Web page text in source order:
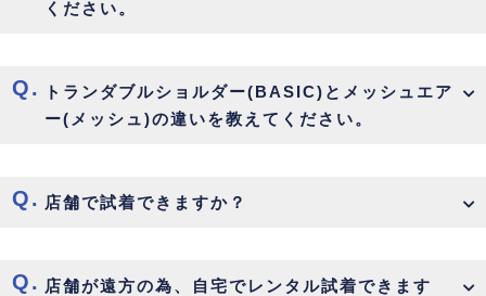
ください。
トランダブルショルダー(BASIC)とメッシュエア
ー(メッシュ)の違いを教えてください。
店舗で試着できますか？
店舗が遠方の為、自宅でレンタル試着できます